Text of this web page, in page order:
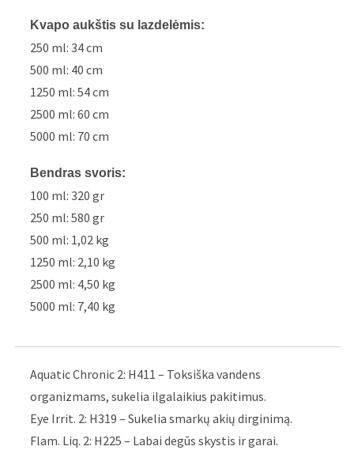
Kvapo aukštis su lazdelėmis:
250 ml: 34 cm
500 ml: 40 cm
1250 ml: 54 cm
2500 ml: 60 cm
5000 ml: 70 cm
Bendras svoris:
100 ml: 320 gr
250 ml: 580 gr
500 ml: 1,02 kg
1250 ml: 2,10 kg
2500 ml: 4,50 kg
5000 ml: 7,40 kg
Aquatic Chronic 2: H411 – Toksiška vandens
organizmams, sukelia ilgalaikius pakitimus.
Eye Irrit. 2: H319 – Sukelia smarkų akių dirginimą.
Flam. Liq. 2: H225 – Labai degūs skystis ir garai.